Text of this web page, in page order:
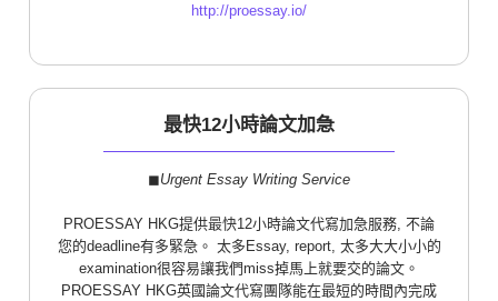
http://proessay.io/
最快12小時論文加急
◼︎Urgent Essay Writing Service
PROESSAY HKG提供最快12小時論文代寫加急服務, 不論
您的deadline有多緊急。 太多Essay, report, 太多大大小小的
examination很容易讓我們miss掉馬上就要交的論文。
PROESSAY HKG英國論文代寫團隊能在最短的時間內完成